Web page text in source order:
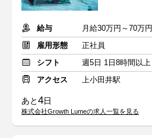
給与
月給30万円～70万円
雇用形態
正社員
シフト
週5日 1日8時間以上
アクセス
上小田井駅
あと4日
株式会社Growth Lumeの求人一覧を見る